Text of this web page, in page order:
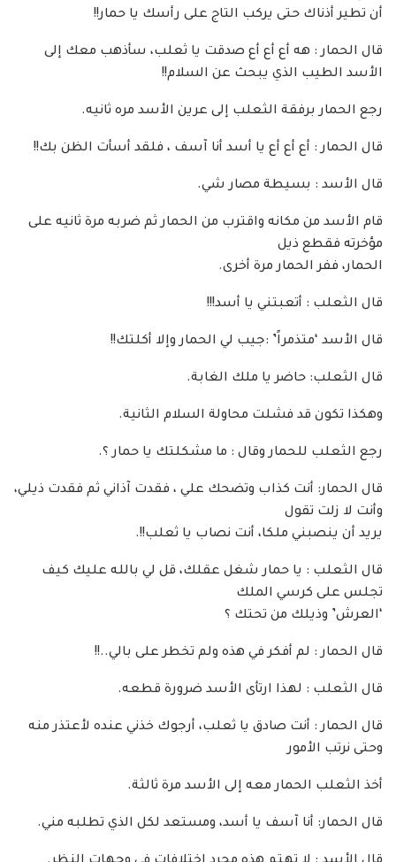
أن تطير أذناك حتى يركب التاج على رأسك يا حمار!!
قال الحمار : هه أع أع أع صدقت يا ثعلب، سأذهب معك إلى
الأسد الطيب الذي يبحث عن السلام!!
رجع الحمار برفقة الثعلب إلى عرين الأسد مره ثانيه.
قال الحمار : أع أع أع يا أسد أنا آسف ، فلقد أسأت الظن بك!!
قال الأسد : بسيطة مصار شي.
قام الأسد من مكانه واقترب من الحمار ثم ضربه مرة ثانيه على
مؤخرته فقطع ذيل
الحمار، ففر الحمار مرة أخرى.
قال الثعلب : أتعبتني يا أسد!!!
قال الأسد ‘متذمراً’ :جيب لي الحمار وإلا أكلتك!!
قال الثعلب: حاضر يا ملك الغابة.
وهكذا تكون قد فشلت محاولة السلام الثانية.
رجع الثعلب للحمار وقال : ما مشكلتك يا حمار ؟.
قال الحمار: أنت كذاب وتضحك علي ، فقدت آذاني ثم فقدت ذيلي،
وأنت لا زلت تقول
يريد أن ينصبني ملكا، أنت نصاب يا ثعلب!!.
قال الثعلب : يا حمار شغل عقلك، قل لي بالله عليك كيف
تجلس على كرسي الملك
‘العرش’ وذيلك من تحتك ؟
قال الحمار : لم أفكر في هذه ولم تخطر على بالي..!!
قال الثعلب : لهذا ارتأى الأسد ضرورة قطعه.
قال الحمار : أنت صادق يا ثعلب، أرجوك خذني عنده لأعتذر منه
وحتى نرتب الأمور
أخذ الثعلب الحمار معه إلى الأسد مرة ثالثة.
قال الحمار: أنا آسف يا أسد، ومستعد لكل الذي تطلبه مني.